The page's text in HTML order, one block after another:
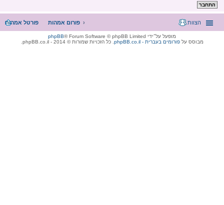
פורטל אמהות פורום אמהות הצוות
מופעל על־ידי phpBB® Forum Software © phpBB Limited
מבוסס עלphpBB.co.il - פורומים בעברית . כל הזכויות שמורות © 2014 - phpBB.co.il.